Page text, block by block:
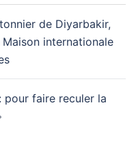
de Diyarbakir,
internationale
pour faire reculer la